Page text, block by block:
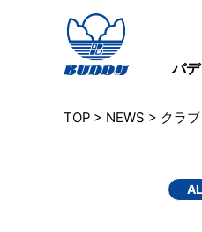
バ
TOP > NEWS > クラブ